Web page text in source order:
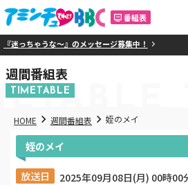
番組表
迷っちゃうな～』のメッセージ募集中！
週間番組表
TIMETABLE
HOME 週間番組表 姪のメイ
姪のメイ
放送日 2025年09月08日(月) 00時00